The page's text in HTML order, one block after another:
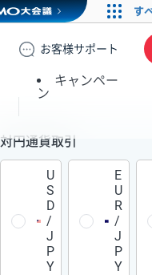
お客様サポート
キャンペー
ン
対円通貨取引
U
S
D
/
J
P
Y
E
U
R
/
J
P
Y